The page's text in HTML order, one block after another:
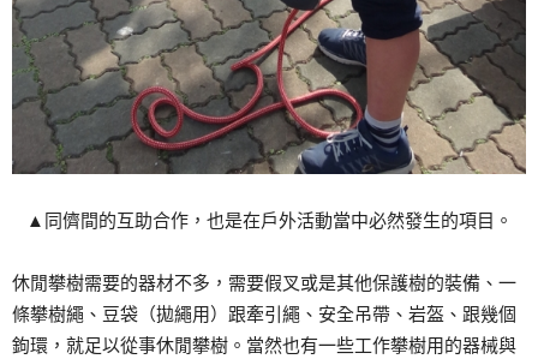
▲同儕間的互助合作，也是在戶外活動當中必然發生的項目。
休閒攀樹需要的器材不多，需要假叉或是其他保護樹的裝備、一
條攀樹繩、豆袋（拋繩用）跟牽引繩、安全吊帶、岩盔、跟幾個
鉤環，就足以從事休閒攀樹。當然也有一些工作攀樹用的器械與